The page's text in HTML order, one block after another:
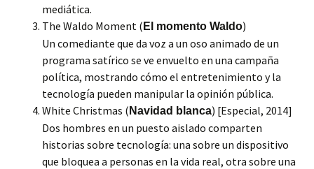
mediática.
The Waldo Moment ( El momento Waldo)
Un comediante que da voz a un oso animado de un
programa satírico se ve envuelto en una campaña
política, mostrando cómo el entretenimiento y la
tecnología pueden manipular la opinión pública.
White Christmas ( Navidad blanca) [Especial, 2014]
Dos hombres en un puesto aislado comparten
historias sobre tecnología: una sobre un dispositivo
que bloquea a personas en la vida real, otra sobre una